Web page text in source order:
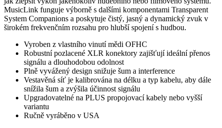
MusicLink funguje výborně s dalšími komponentami Transparent
System Companions a poskytuje čistý, jasný a dynamický zvuk v
širokém frekvenčním rozsahu pro hlubší spojení s hudbou.
Vyroben z vlastního vinutí mědi OFHC
Robustní pozlacené XLR konektory zajišťují ideální přenos
signálu a dlouhodobou odolnost
Plně vyvážený design snižuje šum a interference
Vestavěná síť je kalibrována na délku a typ kabelu, aby dále
snížila šum a zvýšila účinnost signálu
Upgradovatelné na PLUS propojovací kabely nebo vyšší
variantu
Ručně vyráběno v USA